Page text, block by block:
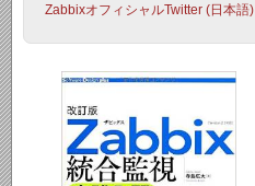
ZabbixオフィシャルTwitter (日本語)